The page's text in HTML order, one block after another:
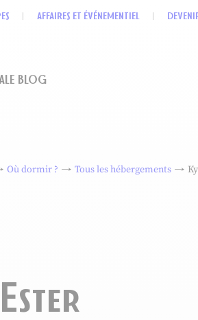
AFFAIRES ET ÉVÉNEMENTIEL
Où dormir ? Tous les hébergements
LE BLOG